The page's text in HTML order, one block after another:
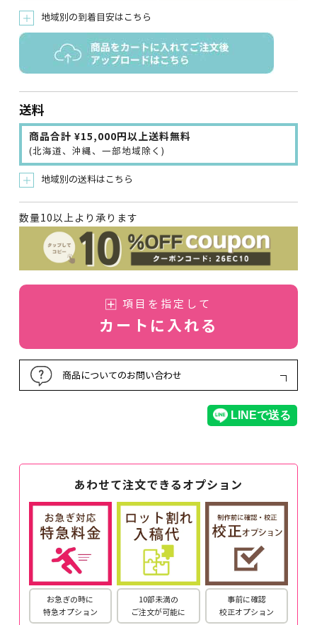
＋ 地域別の到着目安はこちら
送料
商品合計 ¥15,000円以上送料無料
(北海道、沖縄、一部地域除く)
＋ 地域別の送料はこちら
数量10以上より承ります
項目を指定して
カートに入れる
商品についてのお問い合わせ
あわせて注文できるオプション
お急ぎの時に
特急オプション
10部未満の
ご注文が可能に
事前に確認
校正オプション